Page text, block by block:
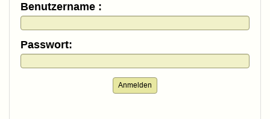
Benutzername :
Passwort:
Anmelden